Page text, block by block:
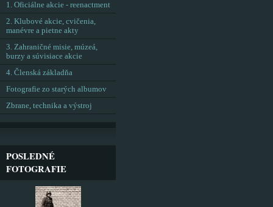
1. Oficiálne akcie - reenactment
2. Klubové akcie, cvičenia,
manévre a pietne akty
3. Zahraničné misie, múzeá,
burzy a súvisiace akcie
4. Členská základňa
Fotografie zo starých albumov
Zbrane, technika a výstroj
POSLEDNÉ
FOTOGRAFIE